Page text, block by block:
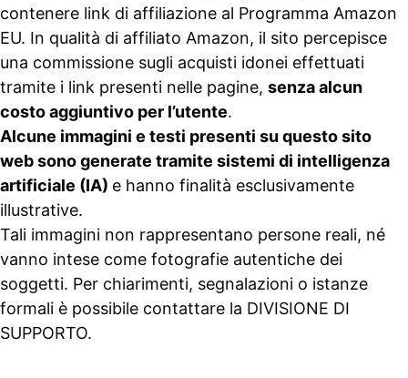
contenere link di affiliazione al Programma Amazon
EU. In qualità di affiliato Amazon, il sito percepisce
una commissione sugli acquisti idonei effettuati
tramite i link presenti nelle pagine, senza alcun
costo aggiuntivo per l’utente.
Alcune immagini e testi presenti su questo sito
web sono generate tramite sistemi di intelligenza
artificiale (IA) e hanno finalità esclusivamente
illustrative.
Tali immagini non rappresentano persone reali, né
vanno intese come fotografie autentiche dei
soggetti. Per chiarimenti, segnalazioni o istanze
formali è possibile contattare la DIVISIONE DI
SUPPORTO.